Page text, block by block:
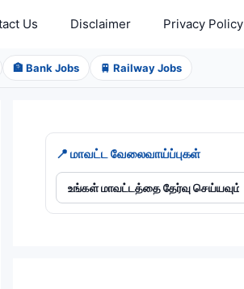
Us Disclaimer Privacy Policy
🏦 Bank Jobs 🚆 Railway Jobs
📍 மாவட்ட வேலைவாய்ப்புகள்